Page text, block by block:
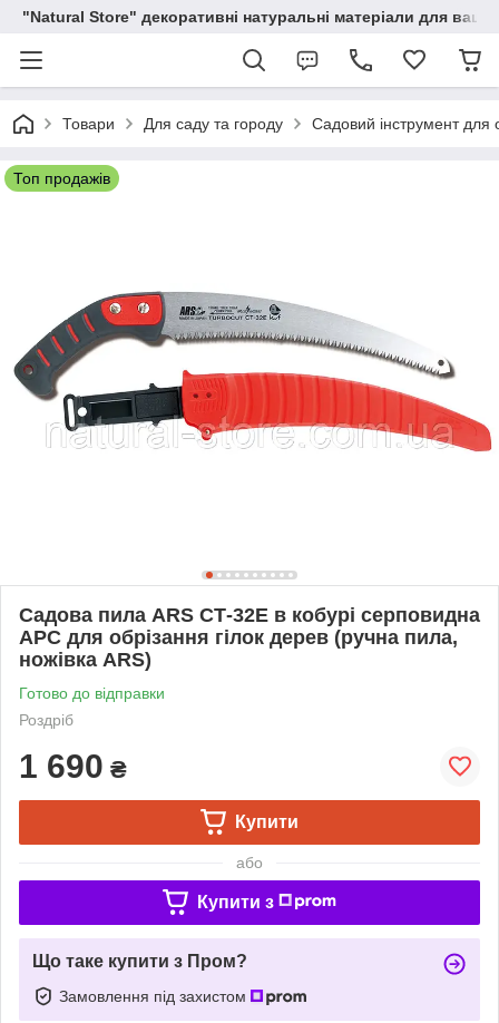
"Natural Store" декоративні натуральні матеріали для
Товари Для саду та городу Садовий інструмент для
Топ продажів
Садова пила ARS СТ-32E в кобурі серповидна
АРС для обрізання гілок дерев (ручна пила,
ножівка ARS)
Готово до відправки
Роздріб
1 690 ₴
Купити
або
Купити з
Що таке купити з Пром?
Замовлення під захистом